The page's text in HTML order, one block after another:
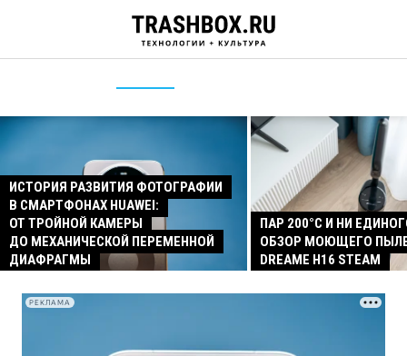
ИСТОРИЯ РАЗВИТИЯ ФОТОГРАФИИ
В СМАРТФОНАХ HUAWEI:
ОТ ТРОЙНОЙ КАМЕРЫ
ДО МЕХАНИЧЕСКОЙ ПЕРЕМЕННОЙ
ДИАФРАГМЫ
ПАР 200°C И НИ
ОБЗОР МОЮЩЕГО
DREAME H16 STEAM
РЕКЛАМА